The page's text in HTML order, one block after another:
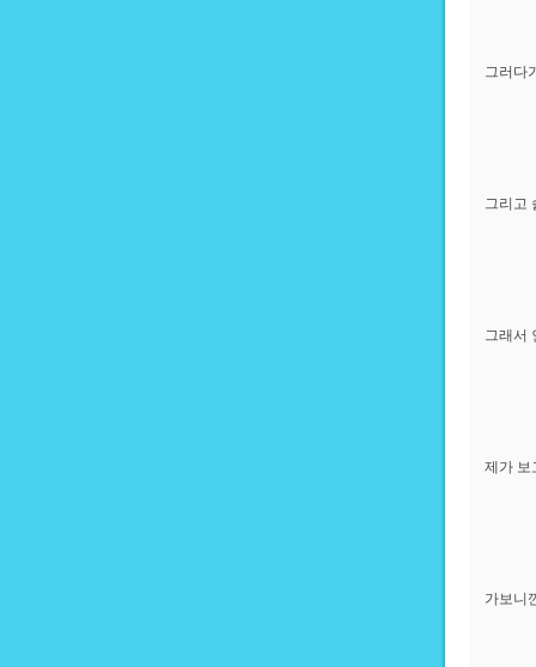
그러다
그리고
그래서
제가 보
가보니